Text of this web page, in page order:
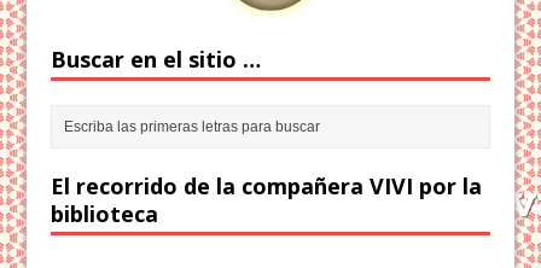
Buscar en el sitio …
El recorrido de la compañera VIVI por la
biblioteca